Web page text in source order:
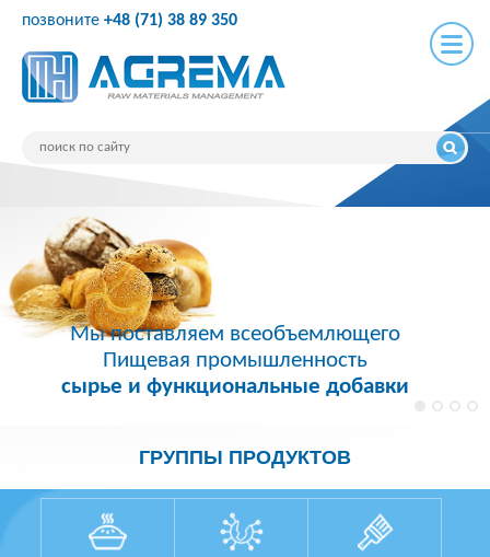
позвоните +48 (71) 38 89 350
Мы поставляем всеобъемлющего
Пищевая промышленность
сырье и функциональные добавки
ГРУППЫ ПРОДУКТОВ